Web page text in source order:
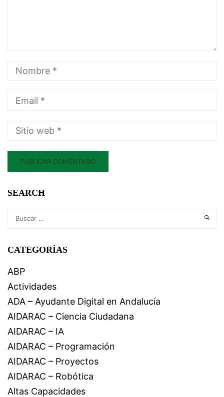
SEARCH
CATEGORÍAS
ABP
Actividades
ADA – Ayudante Digital en Andalucía
AIDARAC – Ciencia Ciudadana
AIDARAC – IA
AIDARAC – Programación
AIDARAC – Proyectos
AIDARAC – Robótica
Altas Capacidades